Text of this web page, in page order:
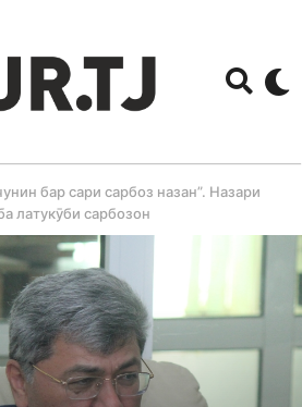
бар сари сарбоз назан”. Назари
латукӯби сарбозон